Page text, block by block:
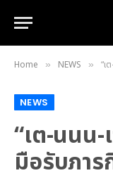
Home » NEWS » “เต-
NEWS
“เต-นนน-
มือรับภา